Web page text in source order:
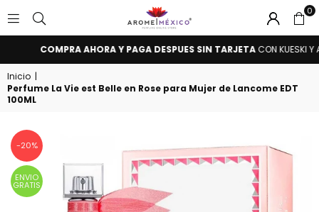
AROME
MÉXICO
0
HASTA 24 MENSUALIDADESSIN TARJETA DE CRÉDITO CON ATRATO
Inicio |
Perfume La Vie est Belle en Rose para Mujer de Lancome EDT
100ML
-20%
ENVIO
GRATIS